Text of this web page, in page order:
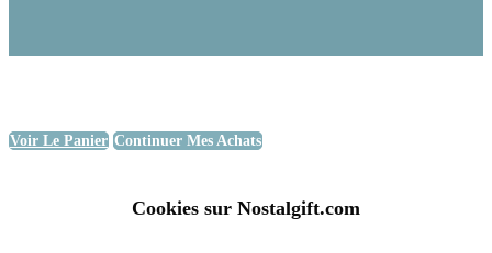
Voir Le Panier Continuer Mes Achats
Cookies sur Nostalgift.com